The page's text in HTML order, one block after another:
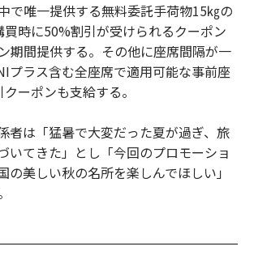
で唯一提供する無料委託手荷物15㎏の
時に50%割引が受けられるクーポン
期間提供する。その他に座席間隔が一
プラス含む全座席で適用可能な事前座
ーポンも支給する。
者は「猛暑で大変だった夏が過ぎ、旅
いてきた」とし「今回のプロモーショ
の美しい秋の名所を楽しんでほしい」